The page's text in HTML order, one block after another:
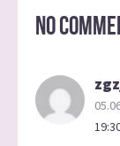
NO